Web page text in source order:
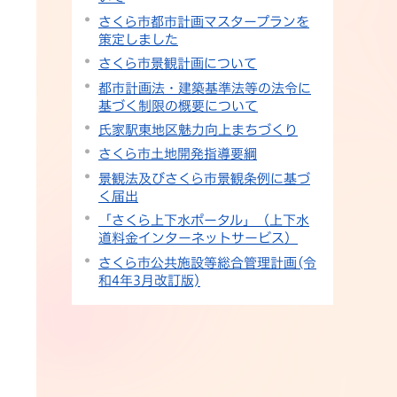
さくら市都市計画マスタープランを
策定しました
さくら市景観計画について
都市計画法・建築基準法等の法令に
基づく制限の概要について
氏家駅東地区魅力向上まちづくり
さくら市土地開発指導要綱
景観法及びさくら市景観条例に基づ
く届出
「さくら上下水ポータル」（上下水
道料金インターネットサービス）
さくら市公共施設等総合管理計画(令
和4年3月改訂版)